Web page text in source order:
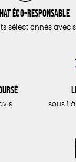
éco-responsable
sélectionnés avec
sous 1